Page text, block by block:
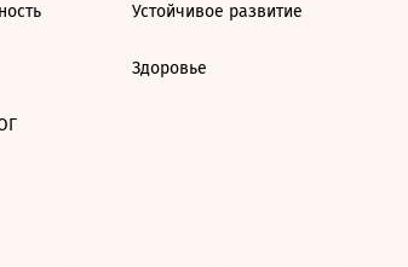
Устойчивое развитие
Здоровье